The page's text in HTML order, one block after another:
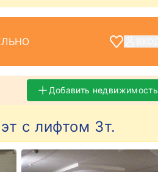
Добавить недвижимость
с лифтом 3т.